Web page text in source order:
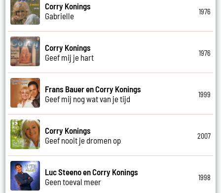
Corry Konings
Gabrielle
1976
Corry Konings
Geef mij je hart
1976
Frans Bauer en Corry Konings
Geef mij nog wat van je tijd
1999
Corry Konings
Geef nooit je dromen op
2007
Luc Steeno en Corry Konings
Geen toeval meer
1998